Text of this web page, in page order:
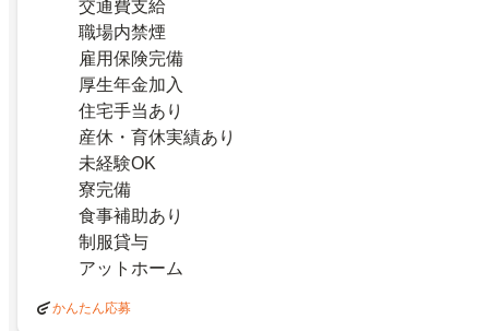
交通費支給
職場内禁煙
雇用保険完備
厚生年金加入
住宅手当あり
産休・育休実績あり
未経験OK
寮完備
食事補助あり
制服貸与
アットホーム
かんたん応募